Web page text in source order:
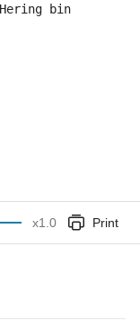
bin
x1.0 Print